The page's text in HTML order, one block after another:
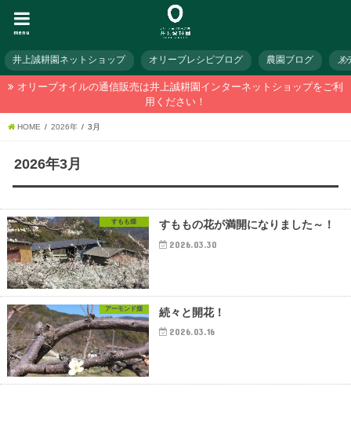
menu
井上誠耕園ネットショップ オリーブレシピブログ 農園ブログ メ
オリーブオイルの通信販売は井上誠耕園インターネットショップをご利
用ください！
HOME 2026年 3月
2026年3月
すもも畑 すももの花が満開になりました～！
2026.03.30
アーモンド畑 続々と開花！
2026.03.16